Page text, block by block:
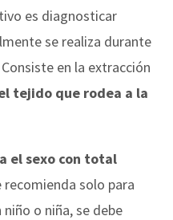
es diagnosticar
se realiza durante
en la extracción
tejido que rodea a la
el sexo con total
recomienda solo para
o niña, se debe